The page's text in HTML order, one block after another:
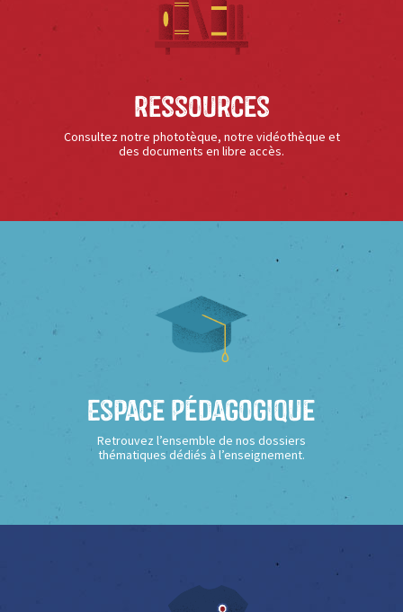
Ressources
Consultez notre phototèque, notre vidéothèque et
des documents en libre accès.
Espace Pédagogique
Retrouvez l’ensemble de nos dossiers
thématiques dédiés à l’enseignement.